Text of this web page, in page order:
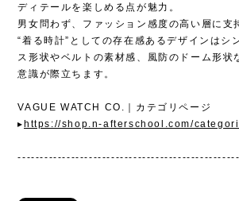
ディテールを楽しめる点が魅力。
男女問わず、ファッション感度の高い層に支
“着る時計”としての存在感あるデザインはシ
ス形状やベルトの素材感、風防のドーム形状
意識が際立ちます。
VAGUE WATCH CO.｜カテゴリページ
▸https://shop.n-afterschool.com/
--------------------------------------------------